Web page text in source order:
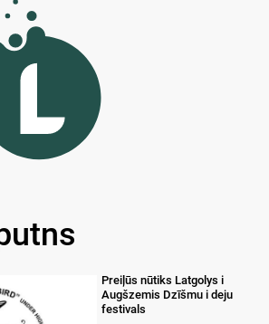
Preiļūs nūtiks Latgolys i
Augšzemis Dzīšmu i deju
festivals